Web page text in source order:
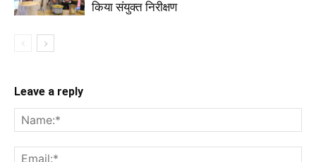
किया संयुक्त निरीक्षण
Leave a reply